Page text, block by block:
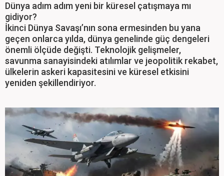
Dünya adım adım yeni bir küresel çatışmaya mı
gidiyor?
İkinci Dünya Savaşı’nın sona ermesinden bu yana
geçen onlarca yılda, dünya genelinde güç dengeleri
önemli ölçüde değişti. Teknolojik gelişmeler,
savunma sanayisindeki atılımlar ve jeopolitik rekabet,
ülkelerin askeri kapasitesini ve küresel etkisini
yeniden şekillendiriyor.